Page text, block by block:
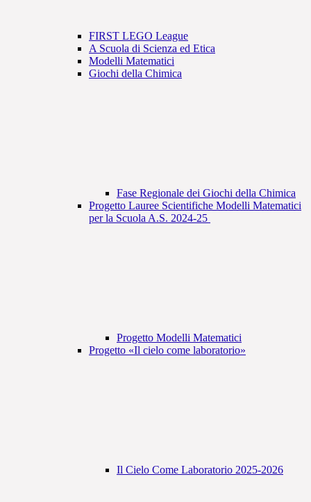
FIRST LEGO League
A Scuola di Scienza ed Etica
Modelli Matematici
Giochi della Chimica
Fase Regionale dei Giochi della Chimica
Progetto Lauree Scientifiche Modelli Matematici
per la Scuola A.S. 2024-25
Progetto Modelli Matematici
Progetto «Il cielo come laboratorio»
Il Cielo Come Laboratorio 2025-2026